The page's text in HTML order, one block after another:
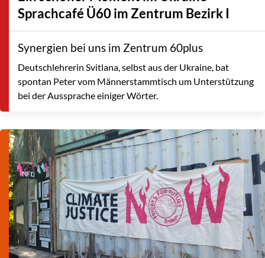
Sprachcafé Ü60 im Zentrum Bezirk I
Synergien bei uns im Zentrum 60plus
Deutschlehrerin Svitlana, selbst aus der Ukraine, bat
spontan Peter vom Männerstammtisch um Unterstützung
bei der Aussprache einiger Wörter.